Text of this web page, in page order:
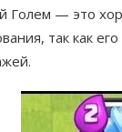
Голем — это
так как